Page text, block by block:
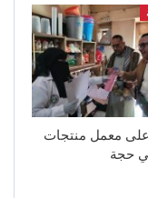
على معمل منتجات
حجة